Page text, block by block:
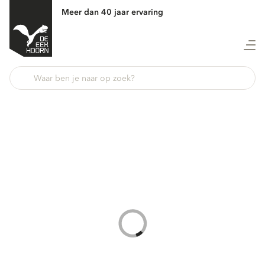
Meer dan 40 jaar ervaring